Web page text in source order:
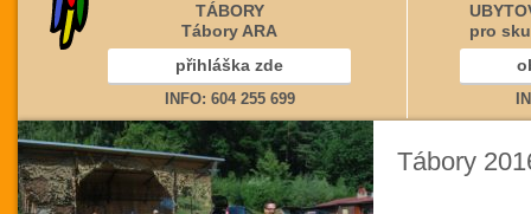
TÁBORY
Tábory ARA
přihláška zde
INFO: 604 255 699
pro
Tábory